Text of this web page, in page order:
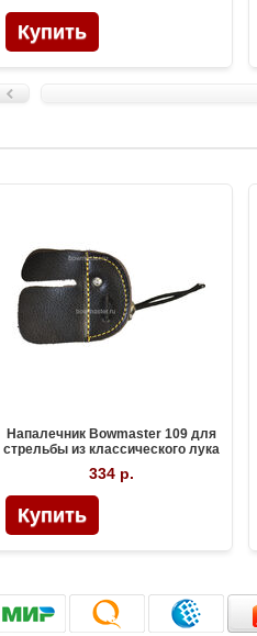
Напалечник Bowmaster 109 для
стрельбы из классического лука
334 р.